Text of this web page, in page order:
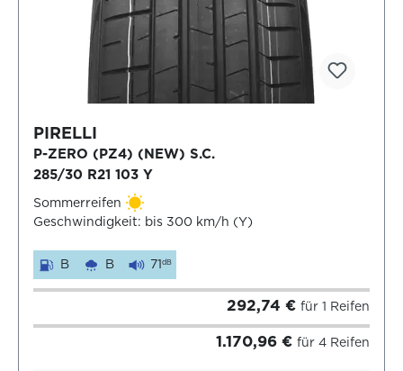
PIRELLI
P-ZERO (PZ4) (NEW) S.C.
285/30 R21 103 Y
Sommerreifen
Geschwindigkeit: bis 300 km/h (Y)
B B 71dB
292,74 € für 1 Reifen
1.170,96 € für 4 Reifen